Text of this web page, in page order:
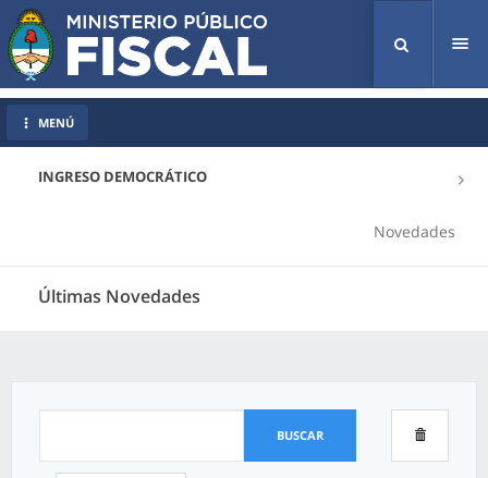
INGRESO DEMOCRÁTICO
Novedades
Últimas Novedades
MENÚ
BUSCAR